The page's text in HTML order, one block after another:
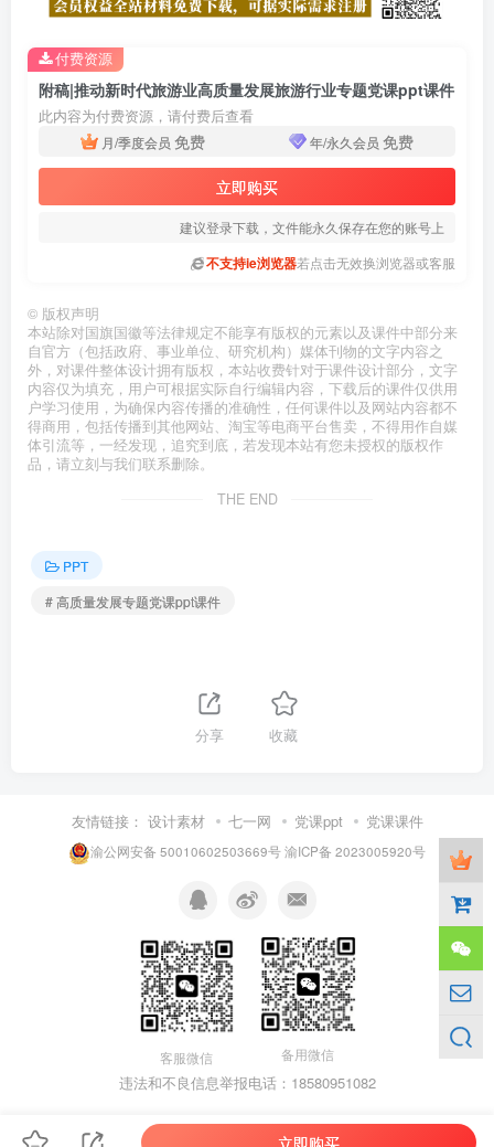
附稿|推动新时代旅游业高质量发展旅游行业专题党课ppt课件
此内容为付费资源，请付费后查看
月/季度会员 免费 年/永久会员 免费
立即购买
建议登录下载，文件能永久保存在您的账号上
不支持ie浏览器若点击无效换浏览器或客服
付费资源
© 版权声明
本站除对国旗国徽等法律规定不能享有版权的元素以及课件中部分来
自官方（包括政府、事业单位、研究机构）媒体刊物的文字内容之
外，对课件整体设计拥有版权，本站收费针对于课件设计部分，文字
内容仅为填充，用户可根据实际自行编辑内容，下载后的课件仅供用
户学习使用，为确保内容传播的准确性，任何课件以及网站内容都不
得商用，包括传播到其他网站、淘宝等电商平台售卖，不得用作自媒
体引流等，一经发现，追究到底，若发现本站有您未授权的版权作
品，请立刻与我们联系删除。
THE END
PPT
# 高质量发展专题党课ppt课件
分享 收藏
友情链接： 设计素材 七一网 党课ppt 党课课件
渝公网安备 50010602503669号渝ICP备 2023005920号
客服微信 备用微信
违法和不良信息举报电话：18580951082
立即购买